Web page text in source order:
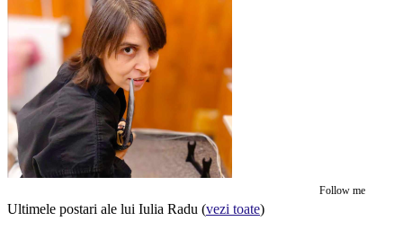
Follow me
Ultimele postari ale lui Iulia Radu (vezi toate)